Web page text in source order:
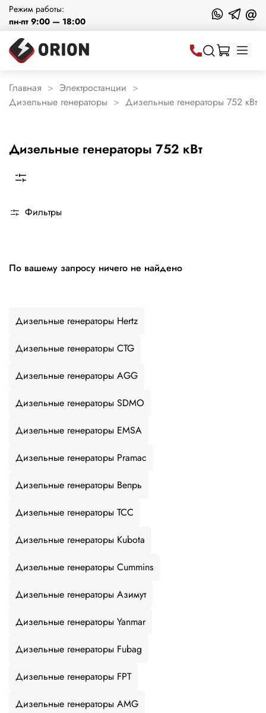
Режим работы:
пн-пт 9:00 — 18:00
@
Главная
Электростанции
Дизельные генераторы
Дизельные генераторы 752 кВт
Дизельные генераторы 752 кВт
Фильтры
По вашему запросу ничего не найдено
Дизельные генераторы Hertz
Дизельные генераторы CTG
Дизельные генераторы AGG
Дизельные генераторы SDMO
Дизельные генераторы EMSA
Дизельные генераторы Pramac
Дизельные генераторы Вепрь
Дизельные генераторы ТСС
Дизельные генераторы Kubota
Дизельные генераторы Cummins
Дизельные генераторы Азимут
Дизельные генераторы Yanmar
Дизельные генераторы Fubag
Дизельные генераторы FPT
Дизельные генераторы AMG